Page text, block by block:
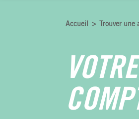
Accueil > Trouver une